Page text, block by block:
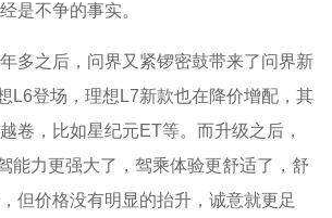
是不争的事实。
多之后，问界又紧锣密鼓带来了问界新
L6登场，理想L7新款也在降价增配，其
卷，比如星纪元ET等。而升级之后，
能力更强大了，驾乘体验更舒适了，舒
但价格没有明显的抬升，诚意就更足